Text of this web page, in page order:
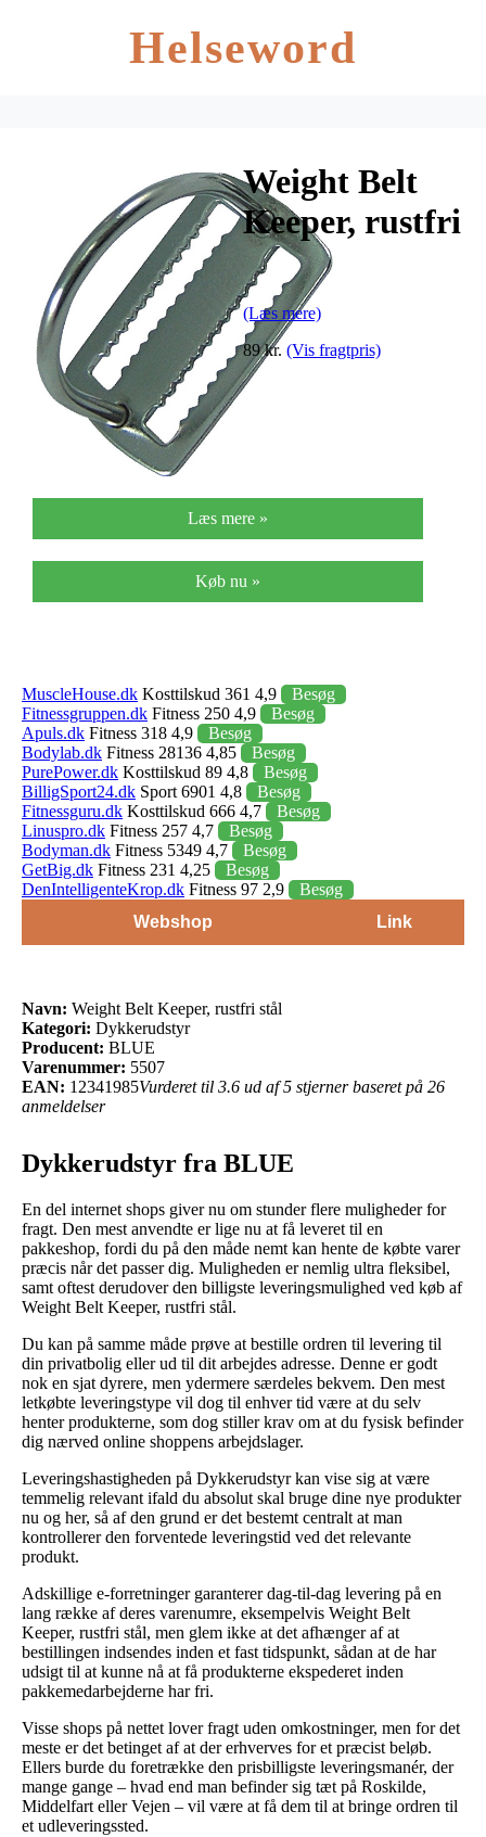
Helseword
Weight Belt
Keeper, rustfri
stål
(Læs mere)
89 kr. (Vis fragtpris)
Læs mere »
Køb nu »
MuscleHouse.dk Kosttilskud 361 4,9
Besøg
Fitnessgruppen.dk Fitness 250 4,9
Besøg
Apuls.dk Fitness 318 4,9
Besøg
Bodylab.dk Fitness 28136 4,85
Besøg
PurePower.dk Kosttilskud 89 4,8
Besøg
BilligSport24.dk Sport 6901 4,8
Besøg
Fitnessguru.dk Kosttilskud 666 4,7
Besøg
Linuspro.dk Fitness 257 4,7
Besøg
Bodyman.dk Fitness 5349 4,7
Besøg
GetBig.dk Fitness 231 4,25
Besøg
DenIntelligenteKrop.dk Fitness 97 2,9
Besøg
Webshop
Link
Navn: Weight Belt Keeper, rustfri stål
Kategori: Dykkerudstyr
Producent: BLUE
Varenummer: 5507
EAN: 12341985Vurderet til 3.6 ud af 5 stjerner baseret på 26
anmeldelser
Dykkerudstyr fra BLUE
En del internet shops giver nu om stunder flere muligheder for
fragt. Den mest anvendte er lige nu at få leveret til en
pakkeshop, fordi du på den måde nemt kan hente de købte varer
præcis når det passer dig. Muligheden er nemlig ultra fleksibel,
samt oftest derudover den billigste leveringsmulighed ved køb af
Weight Belt Keeper, rustfri stål.
Du kan på samme måde prøve at bestille ordren til levering til
din privatbolig eller ud til dit arbejdes adresse. Denne er godt
nok en sjat dyrere, men ydermere særdeles bekvem. Den mest
letkøbte leveringstype vil dog til enhver tid være at du selv
henter produkterne, som dog stiller krav om at du fysisk befinder
dig nærved online shoppens arbejdslager.
Leveringshastigheden på Dykkerudstyr kan vise sig at være
temmelig relevant ifald du absolut skal bruge dine nye produkter
nu og her, så af den grund er det bestemt centralt at man
kontrollerer den forventede leveringstid ved det relevante
produkt.
Adskillige e-forretninger garanterer dag-til-dag levering på en
lang række af deres varenumre, eksempelvis Weight Belt
Keeper, rustfri stål, men glem ikke at det afhænger af at
bestillingen indsendes inden et fast tidspunkt, sådan at de har
udsigt til at kunne nå at få produkterne ekspederet inden
pakkemedarbejderne har fri.
Visse shops på nettet lover fragt uden omkostninger, men for det
meste er det betinget af at der erhverves for et præcist beløb.
Ellers burde du foretrække den prisbilligste leveringsmanér, der
mange gange – hvad end man befinder sig tæt på Roskilde,
Middelfart eller Vejen – vil være at få dem til at bringe ordren til
et udleveringssted.